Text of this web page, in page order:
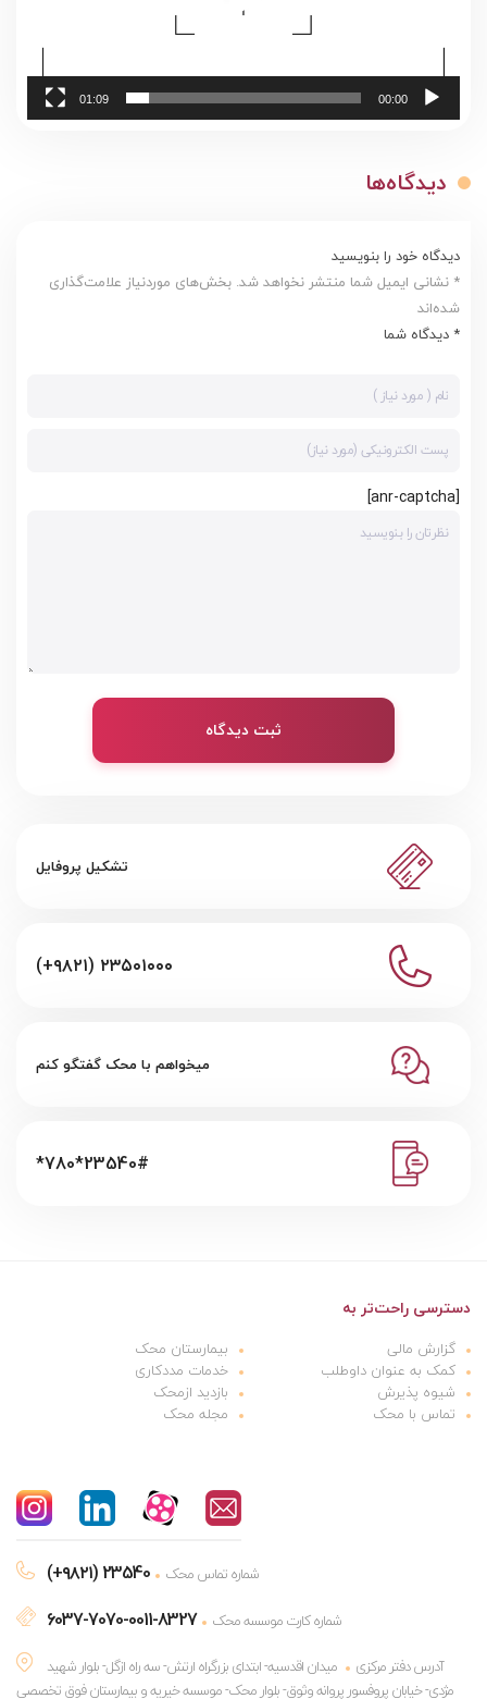
00:00
01:09
دیدگاه‌ها
دیدگاه خود را بنویسید
* نشانی ایمیل شما منتشر نخواهد شد. بخش‌های موردنیاز علامت‌گذاری
شده‌اند
* دیدگاه شما
[anr-captcha]
ثبت دیدگاه
تشکیل پروفایل
(+۹۸۲۱) ۲۳۵۰۱۰۰۰
میخواهم با محک گفتگو کنم
*780*23540#
دسترسی راحت‌تر به
گزارش مالی
بیمارستان محک
کمک به عنوان داوطلب
خدمات مددکاری
شیوه پذیرش
بازدید ازمحک
تماس با محک
مجله محک
(+۹۸۲۱) 23540 شماره تماس محک
6037-7070-0011-8327
شماره کارت موسسه محک
آدرس دفتر مرکزی
میدان اقدسیه- ابتدای بزرگراه ارتش- سه راه ازگل- بلوار شهید
مژدی- خیابان پروفسور پروانه وثوق- بلوار محک- موسسه خیریه و بیمارستان فوق تخصصی